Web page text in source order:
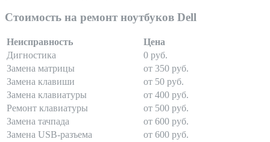
Стоимость на ремонт ноутбуков Dell
Неисправность
Цена
Дигностика
0 руб.
Замена матрицы
от 350 руб.
Замена клавиши
от 50 руб.
Замена клавиатуры
от 400 руб.
Ремонт клавиатуры
от 500 руб.
Замена тачпада
от 600 руб.
Замена USB-разъема
от 600 руб.